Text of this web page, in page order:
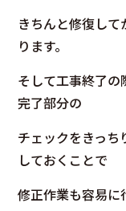
きちんと修復し
ります。
そして工事終了
完了部分の
チェックをきっち
しておくことで
修正作業も容易に